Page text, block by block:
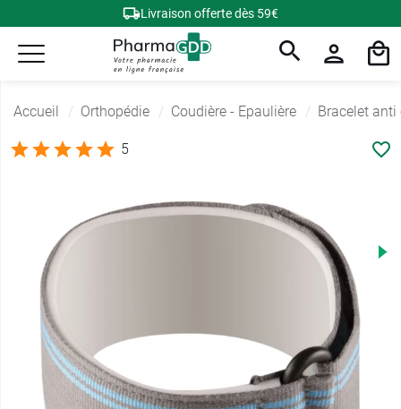
Livraison offerte dès 59€
Accueil Orthopédie Coudière - Epaulière Bracelet
5